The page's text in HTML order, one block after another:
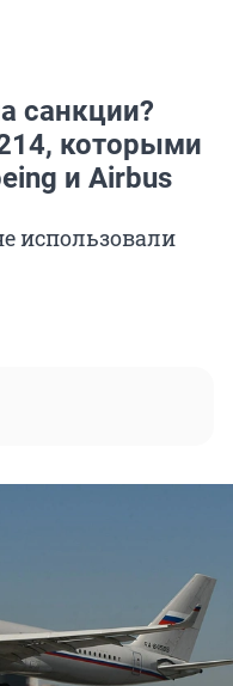
санкции?
которыми
и Airbus
использовали